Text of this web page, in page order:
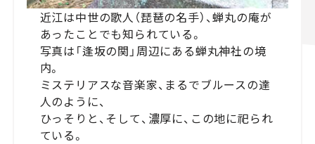
近江は中世の歌人（琵琶の名手）、蝉丸の庵が
あったことでも知られている。
写真は「逢坂の関」周辺にある蝉丸神社の境
内。
ミステリアスな音楽家、まるでブルースの達
人のように、
ひっそりと、そして、濃厚に、この地に祀られ
ている。